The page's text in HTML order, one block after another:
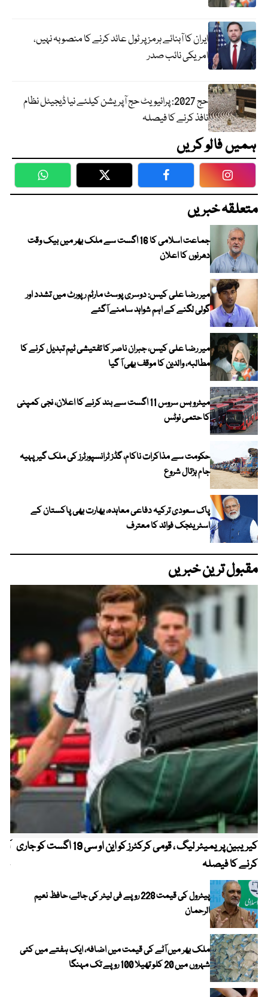
ایران کا آبنائے ہرمز پر ٹول عائد کرنے کا منصوبہ نہیں،
امریکی نائب صدر
حج 2027: پرائیویٹ حج آپریشن کیلئے نیا ڈیجیٹل نظام
نافذ کرنے کا فیصلہ
ہمیں فالو کریں
WhatsApp Twitter Facebook
متعلقہ خبریں
جماعت اسلامی کا 16 اگست سے ملک بھر میں بیک وقت
دھرنوں کا اعلان
میر رضا علی کیس: دوسری پوسٹ مارٹم رپورٹ میں تشدد اور
گولی لگنے کے اہم شواہد سامنے آگئے
میر رضا علی کیس، جبران ناصر کا تفتیشی ٹیم تبدیل کرنے کا
مطالبہ، والدین کا موقف بھی آ گیا
میٹرو بس سروس 11 اگست سے بند کرنے کا اعلان، نجی کمپنی
کا حتمی نوٹس
حکومت سے مذاکرات ناکام، گڈز ٹرانسپورٹرز کی ملک گیر پہیہ
جام ہڑتال شروع
پاک سعودی ترکیہ دفاعی معاہدہ، بھارت بھی پاکستان کے
اسٹریٹجک فوائد کا معترف
مقبول ترین خبریں
کیریبین پریمیئر لیگ ، قومی کرکٹرز کو این او سی 19 اگست کو جاری
کرنے کا فیصلہ
پیٹرول کی قیمت 228 روپے فی لیٹر کی جائے، حافظ نعیم
الرحمان
ملک بھر میں آٹے کی قیمت میں اضافہ، ایک ہفتے میں کئی
شہروں میں 20 کلو تھیلا 100 روپے تک مہنگا